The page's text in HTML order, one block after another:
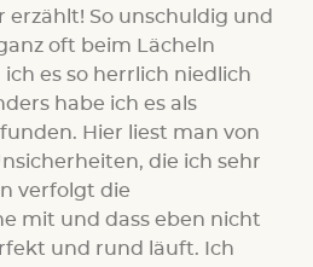
erzählt! So unschuldig und
oft beim Lächeln
es so herrlich niedlich
habe ich es als
Hier liest man von
die ich sehr
verfolgt die
mit und dass eben nicht
und rund läuft. Ich